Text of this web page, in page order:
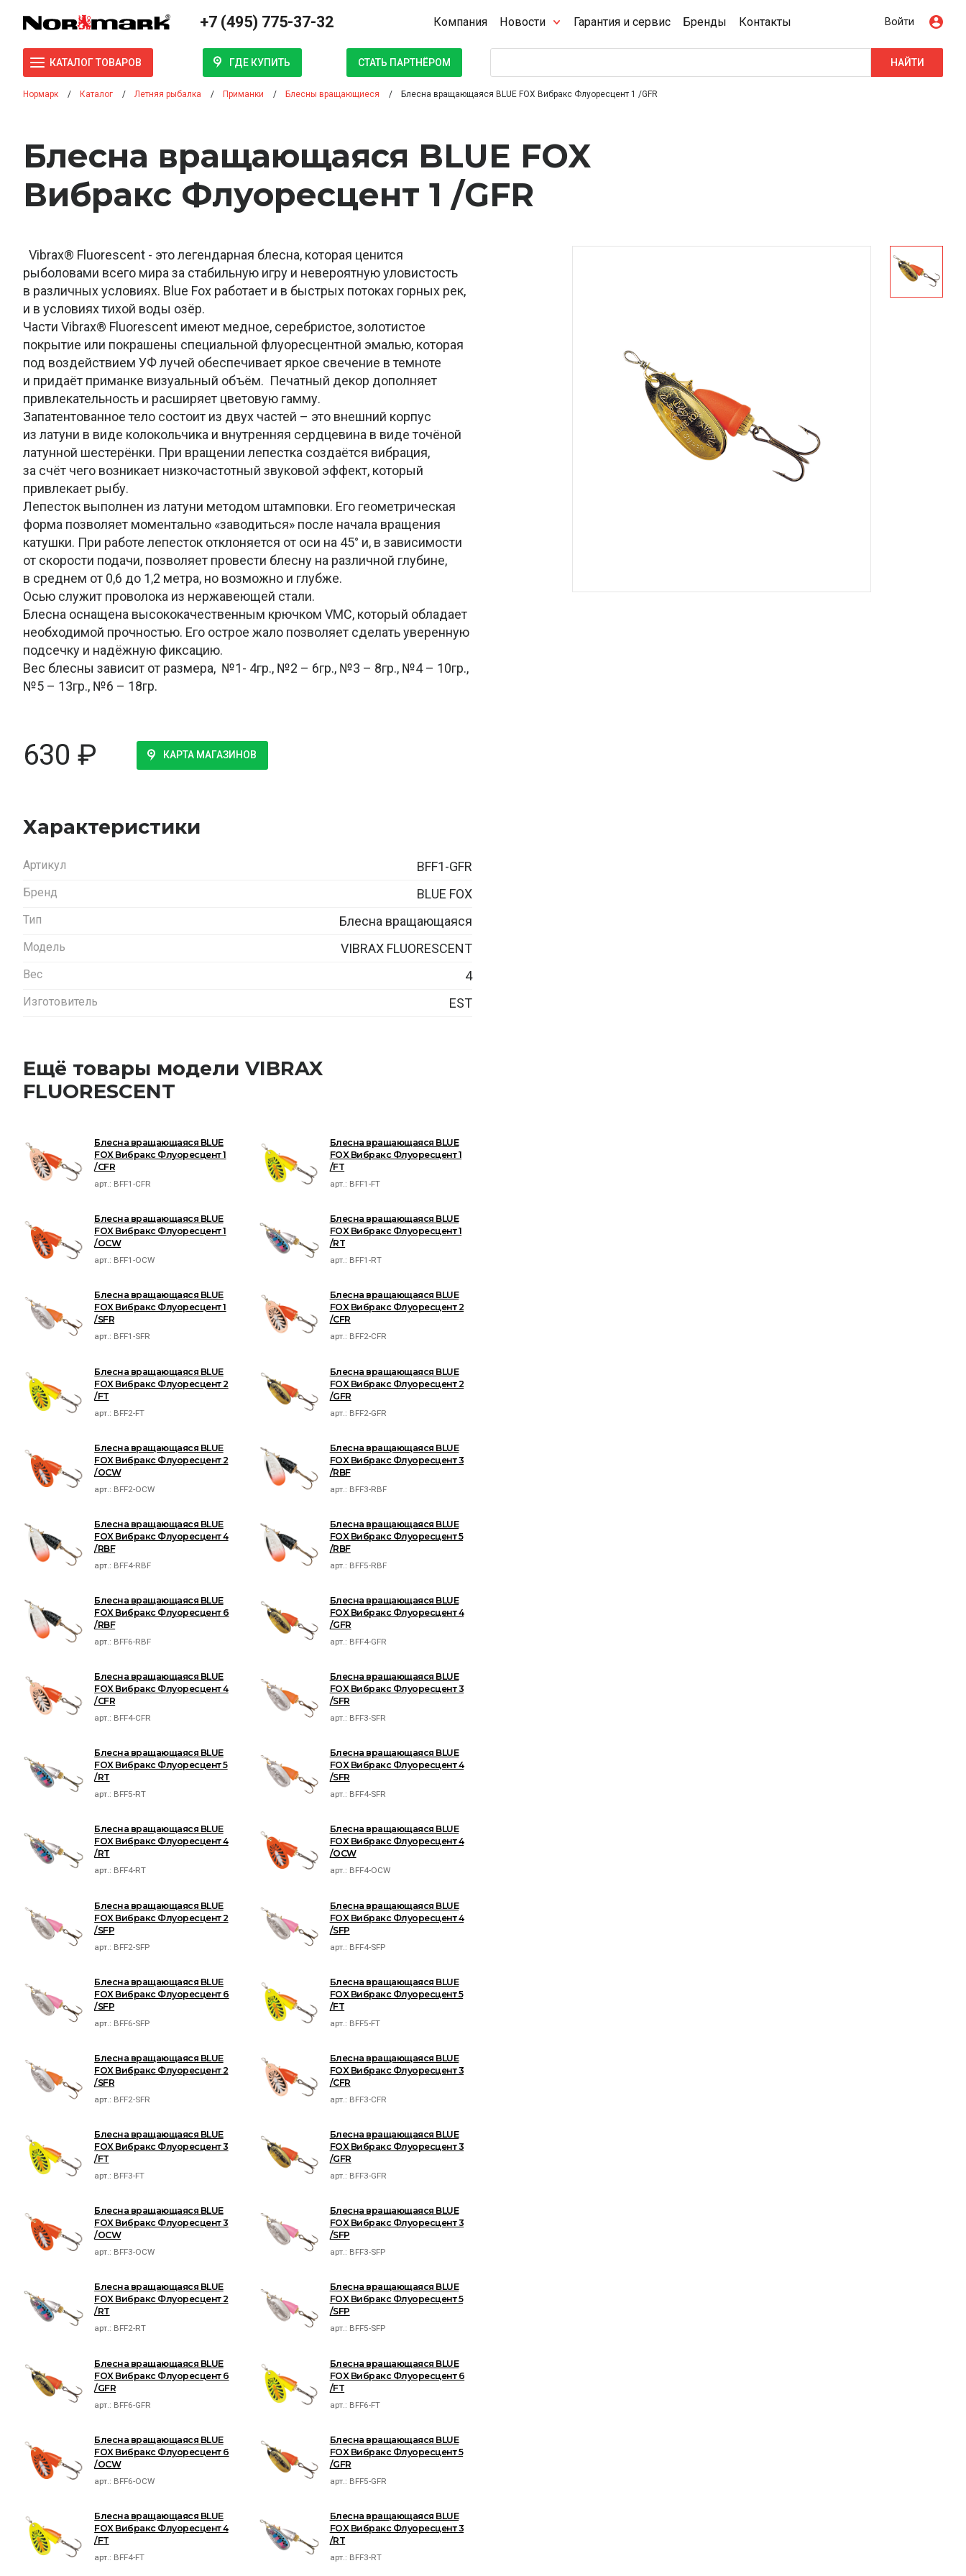
+7 (495) 775-37-32 Компания Новости Гарантия и сервис Бренды Контакты Войти
КАТАЛОГ ТОВАРОВ ГДЕ КУПИТЬ СТАТЬ ПАРТНЁРОМ НАЙТИ
Нормарк Каталог Летняя рыбалка Приманки Блесны вращающиеся Блесна вращающаяся BLUE FOX Вибракс Флуоресцент 1 /GFR
Блесна вращающаяся BLUE FOX
Вибракс Флуоресцент 1 /GFR
Vibrax® Fluorescent - это легендарная блесна, которая ценится
рыболовами всего мира за стабильную игру и невероятную уловистость
в различных условиях. Blue Fox работает и в быстрых потоках горных рек,
и в условиях тихой воды озёр.
Части Vibrax® Fluorescent имеют медное, серебристое, золотистое
покрытие или покрашены специальной флуоресцентной эмалью, которая
под воздействием УФ лучей обеспечивает яркое свечение в темноте
и придаёт приманке визуальный объём. Печатный декор дополняет
привлекательность и расширяет цветовую гамму.
Запатентованное тело состоит из двух частей – это внешний корпус
из латуни в виде колокольчика и внутренняя сердцевина в виде точёной
латунной шестерёнки. При вращении лепестка создаётся вибрация,
за счёт чего возникает низкочастотный звуковой эффект, который
привлекает рыбу.
Лепесток выполнен из латуни методом штамповки. Его геометрическая
форма позволяет моментально «заводиться» после начала вращения
катушки. При работе лепесток отклоняется от оси на 45° и, в зависимости
от скорости подачи, позволяет провести блесну на различной глубине,
в среднем от 0,6 до 1,2 метра, но возможно и глубже.
Осью служит проволока из нержавеющей стали.
Блесна оснащена высококачественным крючком VMC, который обладает
необходимой прочностью. Его острое жало позволяет сделать уверенную
подсечку и надёжную фиксацию.
Вес блесны зависит от размера, №1- 4гр., №2 – 6гр., №3 – 8гр., №4 – 10гр.,
№5 – 13гр., №6 – 18гр.
630 ₽ КАРТА МАГАЗИНОВ
Характеристики
Артикул BFF1-GFR
Бренд BLUE FOX
Тип Блесна вращающаяся
Модель VIBRAX FLUORESCENT
Вес 4
Изготовитель EST
Ещё товары модели VIBRAX
FLUORESCENT
Блесна вращающаяся BLUE
FOX Вибракс Флуоресцент 1
/CFR
арт.: BFF1-CFR
Блесна вращающаяся BLUE
FOX Вибракс Флуоресцент 1
/FT
арт.: BFF1-FT
Блесна вращающаяся BLUE
FOX Вибракс Флуоресцент 1
/OCW
арт.: BFF1-OCW
Блесна вращающаяся BLUE
FOX Вибракс Флуоресцент 1
/RT
арт.: BFF1-RT
Блесна вращающаяся BLUE
FOX Вибракс Флуоресцент 1
/SFR
арт.: BFF1-SFR
Блесна вращающаяся BLUE
FOX Вибракс Флуоресцент 2
/CFR
арт.: BFF2-CFR
Блесна вращающаяся BLUE
FOX Вибракс Флуоресцент 2
/FT
арт.: BFF2-FT
Блесна вращающаяся BLUE
FOX Вибракс Флуоресцент 2
/GFR
арт.: BFF2-GFR
Блесна вращающаяся BLUE
FOX Вибракс Флуоресцент 2
/OCW
арт.: BFF2-OCW
Блесна вращающаяся BLUE
FOX Вибракс Флуоресцент 3
/RBF
арт.: BFF3-RBF
Блесна вращающаяся BLUE
FOX Вибракс Флуоресцент 4
/RBF
арт.: BFF4-RBF
Блесна вращающаяся BLUE
FOX Вибракс Флуоресцент 5
/RBF
арт.: BFF5-RBF
Блесна вращающаяся BLUE
FOX Вибракс Флуоресцент 6
/RBF
арт.: BFF6-RBF
Блесна вращающаяся BLUE
FOX Вибракс Флуоресцент 4
/GFR
арт.: BFF4-GFR
Блесна вращающаяся BLUE
FOX Вибракс Флуоресцент 4
/CFR
арт.: BFF4-CFR
Блесна вращающаяся BLUE
FOX Вибракс Флуоресцент 3
/SFR
арт.: BFF3-SFR
Блесна вращающаяся BLUE
FOX Вибракс Флуоресцент 5
/RT
арт.: BFF5-RT
Блесна вращающаяся BLUE
FOX Вибракс Флуоресцент 4
/SFR
арт.: BFF4-SFR
Блесна вращающаяся BLUE
FOX Вибракс Флуоресцент 4
/RT
арт.: BFF4-RT
Блесна вращающаяся BLUE
FOX Вибракс Флуоресцент 4
/OCW
арт.: BFF4-OCW
Блесна вращающаяся BLUE
FOX Вибракс Флуоресцент 2
/SFP
арт.: BFF2-SFP
Блесна вращающаяся BLUE
FOX Вибракс Флуоресцент 4
/SFP
арт.: BFF4-SFP
Блесна вращающаяся BLUE
FOX Вибракс Флуоресцент 6
/SFP
арт.: BFF6-SFP
Блесна вращающаяся BLUE
FOX Вибракс Флуоресцент 5
/FT
арт.: BFF5-FT
Блесна вращающаяся BLUE
FOX Вибракс Флуоресцент 2
/SFR
арт.: BFF2-SFR
Блесна вращающаяся BLUE
FOX Вибракс Флуоресцент 3
/CFR
арт.: BFF3-CFR
Блесна вращающаяся BLUE
FOX Вибракс Флуоресцент 3
/FT
арт.: BFF3-FT
Блесна вращающаяся BLUE
FOX Вибракс Флуоресцент 3
/GFR
арт.: BFF3-GFR
Блесна вращающаяся BLUE
FOX Вибракс Флуоресцент 3
/OCW
арт.: BFF3-OCW
Блесна вращающаяся BLUE
FOX Вибракс Флуоресцент 3
/SFP
арт.: BFF3-SFP
Блесна вращающаяся BLUE
FOX Вибракс Флуоресцент 2
/RT
арт.: BFF2-RT
Блесна вращающаяся BLUE
FOX Вибракс Флуоресцент 5
/SFP
арт.: BFF5-SFP
Блесна вращающаяся BLUE
FOX Вибракс Флуоресцент 6
/GFR
арт.: BFF6-GFR
Блесна вращающаяся BLUE
FOX Вибракс Флуоресцент 6
/FT
арт.: BFF6-FT
Блесна вращающаяся BLUE
FOX Вибракс Флуоресцент 6
/OCW
арт.: BFF6-OCW
Блесна вращающаяся BLUE
FOX Вибракс Флуоресцент 5
/GFR
арт.: BFF5-GFR
Блесна вращающаяся BLUE
FOX Вибракс Флуоресцент 4
/FT
арт.: BFF4-FT
Блесна вращающаяся BLUE
FOX Вибракс Флуоресцент 3
/RT
арт.: BFF3-RT